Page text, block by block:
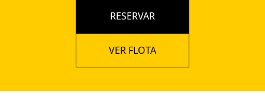
RESERVAR
VER FLOTA